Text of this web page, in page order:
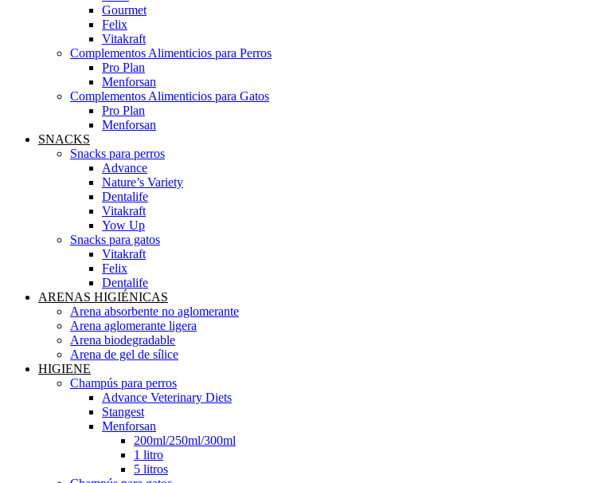
Gourmet
Felix
Vitakraft
Complementos Alimenticios para Perros
Pro Plan
Menforsan
Complementos Alimenticios para Gatos
Pro Plan
Menforsan
SNACKS
Snacks para perros
Advance
Nature’s Variety
Dentalife
Vitakraft
Yow Up
Snacks para gatos
Vitakraft
Felix
Dentalife
ARENAS HIGIÉNICAS
Arena absorbente no aglomerante
Arena aglomerante ligera
Arena biodegradable
Arena de gel de sílice
HIGIENE
Champús para perros
Advance Veterinary Diets
Stangest
Menforsan
200ml/250ml/300ml
1 litro
5 litros